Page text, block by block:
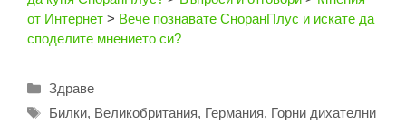
от Интернет > Вече познавате СноранПлус и искате да
споделите мнението си?
Категории
Здраве
Етикети
Билки, Великобритания, Германия, Горни дихателни